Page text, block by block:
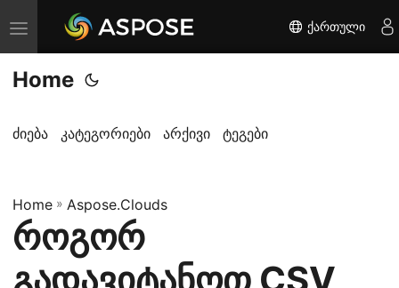
T
o
g
l
a
v
i
g
ქართული
Home
ძიება კატეგორიები არქივი ტეგები
Home » Aspose.Clouds
როგორ